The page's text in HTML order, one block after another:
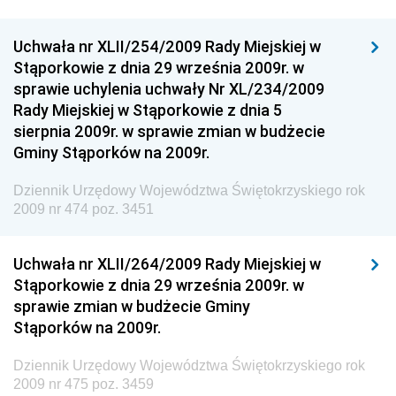
Dziennik Urzędowy Ministerstwa Przemysłu
Chemicznego i Lekkiego
Dziennik Urzędowy Ministerstwa Rolnictwa i
Gospodarki Żywnościowej
Społecznej
Dziennik Urzędowy Ministra Cyfryzacji
Dziennik Urzędowy Ministra Infrastruktury i
Budownictwa
Dziennik Urzędowy Ministra Gospodarki Morskiej i
Dziennik Urzędowy Ministra Energii
Uchwała nr XLII/254/2009 Rady Miejskiej w
Stąporkowie z dnia 29 września 2009r. w
sprawie uchylenia uchwały Nr XL/234/2009
Rady Miejskiej w Stąporkowie z dnia 5
sierpnia 2009r. w sprawie zmian w budżecie
Gminy Stąporków na 2009r.
Dziennik Urzędowy Województwa Świętokrzyskiego rok
2009 nr 474 poz. 3451
Uchwała nr XLII/264/2009 Rady Miejskiej w
Stąporkowie z dnia 29 września 2009r. w
sprawie zmian w budżecie Gminy
Stąporków na 2009r.
Dziennik Urzędowy Województwa Świętokrzyskiego rok
2009 nr 475 poz. 3459